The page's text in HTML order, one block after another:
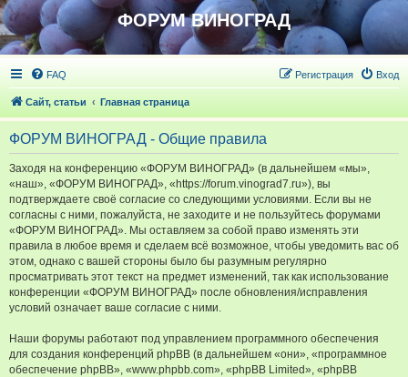
ФОРУМ ВИНОГРАД
FAQ Вход
Регистрация
Сайт, статьи Главная страница
ФОРУМ ВИНОГРАД - Общие правила
Заходя на конференцию «ФОРУМ ВИНОГРАД» (в дальнейшем «мы»,
«наш», «ФОРУМ ВИНОГРАД», «https://forum.vinograd7.ru»), вы
подтверждаете своё согласие со следующими условиями. Если вы не
согласны с ними, пожалуйста, не заходите и не пользуйтесь форумами
«ФОРУМ ВИНОГРАД». Мы оставляем за собой право изменять эти
правила в любое время и сделаем всё возможное, чтобы уведомить вас об
этом, однако с вашей стороны было бы разумным регулярно
просматривать этот текст на предмет изменений, так как использование
конференции «ФОРУМ ВИНОГРАД» после обновления/исправления
условий означает ваше согласие с ними.
Наши форумы работают под управлением программного обеспечения
для создания конференций phpBB (в дальнейшем «они», «программное
обеспечение phpBB», «www.phpbb.com», «phpBB Limited», «phpBB